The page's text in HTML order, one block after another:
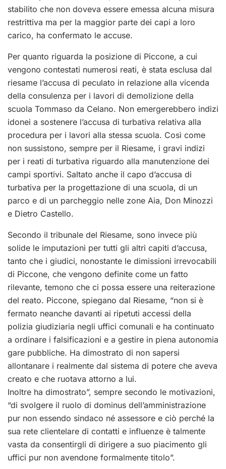
stabilito che non doveva essere emessa alcuna misura
restrittiva ma per la maggior parte dei capi a loro
carico, ha confermato le accuse.
Per quanto riguarda la posizione di Piccone, a cui
vengono contestati numerosi reati, è stata esclusa dal
riesame l’accusa di peculato in relazione alla vicenda
della consulenza per i lavori di demolizione della
scuola Tommaso da Celano. Non emergerebbero indizi
idonei a sostenere l’accusa di turbativa relativa alla
procedura per i lavori alla stessa scuola. Così come
non sussistono, sempre per il Riesame, i gravi indizi
per i reati di turbativa riguardo alla manutenzione dei
campi sportivi. Saltato anche il capo d’accusa di
turbativa per la progettazione di una scuola, di un
parco e di un parcheggio nelle zone Aia, Don Minozzi
e Dietro Castello.
Secondo il tribunale del Riesame, sono invece più
solide le imputazioni per tutti gli altri capiti d’accusa,
tanto che i giudici, nonostante le dimissioni irrevocabili
di Piccone, che vengono definite come un fatto
rilevante, temono che ci possa essere una reiterazione
del reato. Piccone, spiegano dal Riesame, “non si è
fermato neanche davanti ai ripetuti accessi della
polizia giudiziaria negli uffici comunali e ha continuato
a ordinare i falsificazioni e a gestire in piena autonomia
gare pubbliche. Ha dimostrato di non sapersi
allontanare i realmente dal sistema di potere che aveva
creato e che ruotava attorno a lui.
Inoltre ha dimostrato”, sempre secondo le motivazioni,
“di svolgere il ruolo di dominus dell’amministrazione
pur non essendo sindaco né assessore e ciò perché la
sua rete clientelare di contatti e influenze è talmente
vasta da consentirgli di dirigere a suo piacimento gli
uffici pur non avendone formalmente titolo”.